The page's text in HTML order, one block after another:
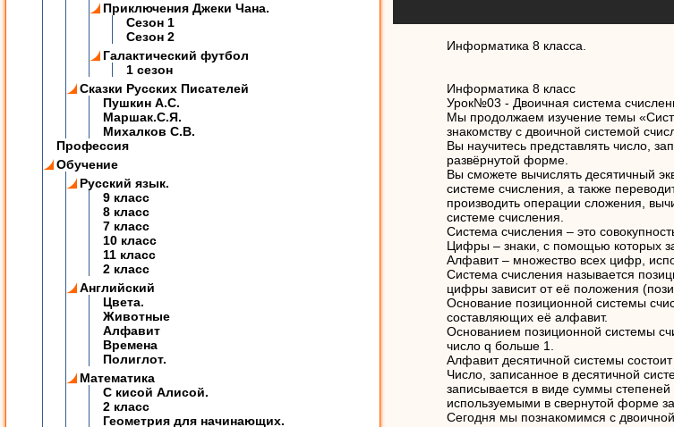
Приключения Джеки Чана.
Сезон 1
Сезон 2
Галактический футбол
1 сезон
Сказки Русских Писателей
Пушкин А.С.
Маршак.С.Я.
Михалков С.В.
Профессия
Обучение
Русский язык.
9 класс
8 класс
7 класс
10 класс
11 класс
2 класс
Английский
Цвета.
Животные
Алфавит
Времена
Полиглот.
Математика
C кисой Алисой.
2 класс
Геометрия для начинающих.
Информатика 8 класса.
Информатика 8 класс
Урок№03 - Двоичная система
Мы продолжаем изучение темы
знакомству с двоичной системой
Вы научитесь представлять число,
развёрнутой форме.
Вы сможете вычислять десятичный
системе счисления, а также
производить операции сложения,
системе счисления.
Система счисления – это
Цифры – знаки, c помощью которых
Алфавит – множество всех цифр,
Система счисления называется
цифры зависит от её положения
Основание позиционной системы
составляющих её алфавит.
Основанием позиционной системы
число q больше 1.
Алфавит десятичной системы
Число, записанное в десятичной
записывается в виде суммы
используемыми в свернутой форме
Сегодня мы познакомимся с